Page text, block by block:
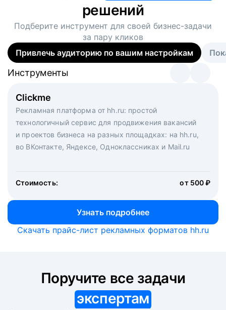
решений
Подберите инструмент для своей бизнес-задачи
за пару кликов
Привлечь аудиторию по вашим настройкам
Clickme
Рекламная платформа от hh.ru: простой
технологичный сервис для продвижения вакансий
и проектов бизнеса на разных площадках: на hh.ru,
во ВКонтакте, Яндексе, Одноклассниках и Mail.ru
Стоимость: от 500 ₽
Узнать подробнее
Инструменты
Вакансия дня
Рекламный формат для вакансий на главной странице
hh.ru. Увеличивает количество откликов
Инструменты
Массовый подбор под ключ. Решите, сколько
кандидатов и когда вам нужно, и за дело возьмутся
маркетологи, рекрутеры и проектные менеджеры
hh.ru с целым набором digital-инструментов
Инструменты
Скачать прайс-лист рекламных форматов hh.ru
экспертам